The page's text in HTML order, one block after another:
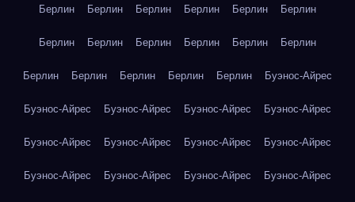
Берлин Берлин Берлин Берлин Берлин Берлин
Берлин Берлин Берлин Берлин Берлин Берлин
Берлин Берлин Берлин Берлин Берлин Буэнос-Айрес
Буэнос-Айрес Буэнос-Айрес Буэнос-Айрес Буэнос-Айрес
Буэнос-Айрес Буэнос-Айрес Буэнос-Айрес Буэнос-Айрес
Буэнос-Айрес Буэнос-Айрес Буэнос-Айрес Буэнос-Айрес